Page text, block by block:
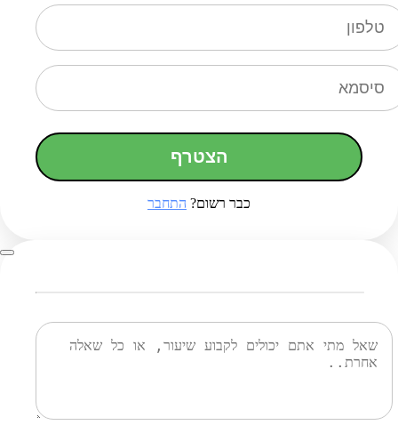
הצטרף
כבר רשום? התחבר